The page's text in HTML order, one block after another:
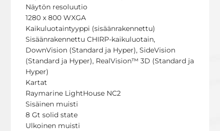
Näytön resoluutio
1280 x 800 WXGA
Kaikuluotaintyyppi (sisäänrakennettu)
Sisäänrakennettu CHIRP-kaikuluotain,
DownVision (Standard ja Hyper), SideVision
(Standard ja Hyper), RealVision™ 3D (Standard ja
Hyper)
Kartat
Raymarine LightHouse NC2
Sisäinen muisti
8 Gt solid state
Ulkoinen muisti